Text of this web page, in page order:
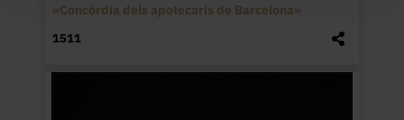
«Concòrdia dels apotecaris de Barcelona»
1511